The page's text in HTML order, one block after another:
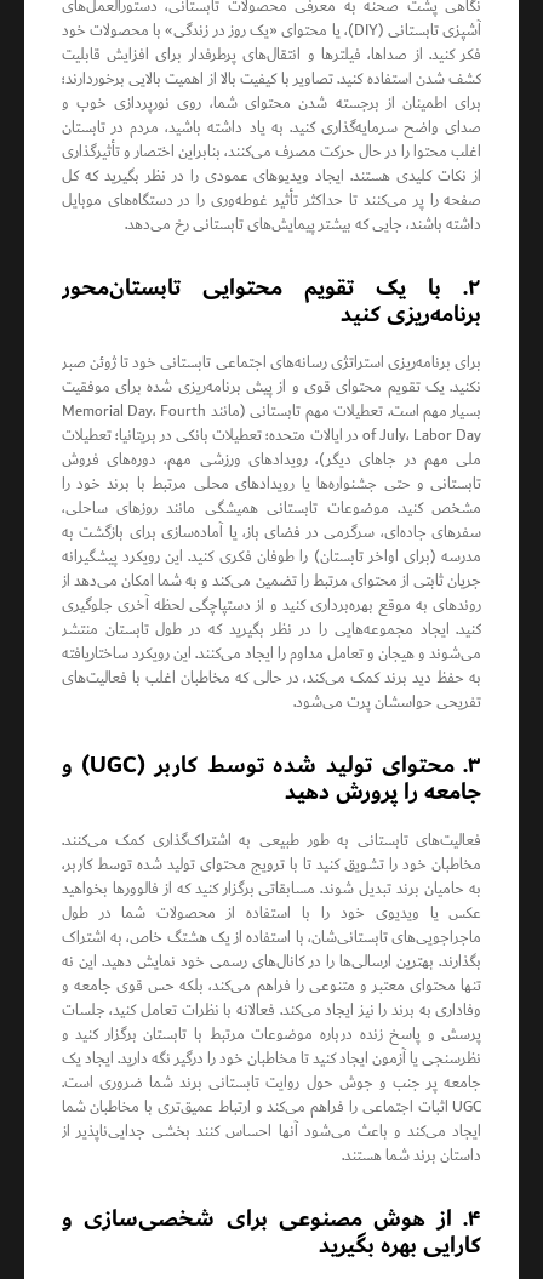
نگاهی پشت صحنه به معرفی محصولات تابستانی، دستورالعمل‌های
آشپزی تابستانی (DIY)، یا محتوای «یک روز در زندگی» با محصولات خود
فکر کنید. از صداها، فیلترها و انتقال‌های پرطرفدار برای افزایش قابلیت
کشف شدن استفاده کنید. تصاویر با کیفیت بالا از اهمیت بالایی برخوردارند؛
برای اطمینان از برجسته شدن محتوای شما، روی نورپردازی خوب و
صدای واضح سرمایه‌گذاری کنید. به یاد داشته باشید، مردم در تابستان
اغلب محتوا را در حال حرکت مصرف می‌کنند، بنابراین اختصار و تأثیرگذاری
از نکات کلیدی هستند. ایجاد ویدیوهای عمودی را در نظر بگیرید که کل
صفحه را پر می‌کنند تا حداکثر تأثیر غوطه‌وری را در دستگاه‌های موبایل
داشته باشند، جایی که بیشتر پیمایش‌های تابستانی رخ می‌دهد.
۲. با یک تقویم محتوایی تابستان‌محور
برنامه‌ریزی کنید
برای برنامه‌ریزی استراتژی رسانه‌های اجتماعی تابستانی خود تا ژوئن صبر
نکنید. یک تقویم محتوای قوی و از پیش برنامه‌ریزی شده برای موفقیت
بسیار مهم است. تعطیلات مهم تابستانی (مانند Memorial Day، Fourth
of July، Labor Day در ایالات متحده؛ تعطیلات بانکی در بریتانیا؛ تعطیلات
ملی مهم در جاهای دیگر)، رویدادهای ورزشی مهم، دوره‌های فروش
تابستانی و حتی جشنواره‌ها یا رویدادهای محلی مرتبط با برند خود را
مشخص کنید. موضوعات تابستانی همیشگی مانند روزهای ساحلی،
سفرهای جاده‌ای، سرگرمی در فضای باز، یا آماده‌سازی برای بازگشت به
مدرسه (برای اواخر تابستان) را طوفان فکری کنید. این رویکرد پیشگیرانه
جریان ثابتی از محتوای مرتبط را تضمین می‌کند و به شما امکان می‌دهد از
روندهای به موقع بهره‌برداری کنید و از دستپاچگی لحظه آخری جلوگیری
کنید. ایجاد مجموعه‌هایی را در نظر بگیرید که در طول تابستان منتشر
می‌شوند و هیجان و تعامل مداوم را ایجاد می‌کنند. این رویکرد ساختاریافته
به حفظ دید برند کمک می‌کند، در حالی که مخاطبان اغلب با فعالیت‌های
تفریحی حواسشان پرت می‌شود.
۳. محتوای تولید شده توسط کاربر (UGC) و
جامعه را پرورش دهید
فعالیت‌های تابستانی به طور طبیعی به اشتراک‌گذاری کمک می‌کنند.
مخاطبان خود را تشویق کنید تا با ترویج محتوای تولید شده توسط کاربر،
به حامیان برند تبدیل شوند. مسابقاتی برگزار کنید که از فالوورها بخواهید
عکس یا ویدیوی خود را با استفاده از محصولات شما در طول
ماجراجویی‌های تابستانی‌شان، با استفاده از یک هشتگ خاص، به اشتراک
بگذارند. بهترین ارسالی‌ها را در کانال‌های رسمی خود نمایش دهید. این نه
تنها محتوای معتبر و متنوعی را فراهم می‌کند، بلکه حس قوی جامعه و
وفاداری به برند را نیز ایجاد می‌کند. فعالانه با نظرات تعامل کنید، جلسات
پرسش و پاسخ زنده درباره موضوعات مرتبط با تابستان برگزار کنید و
نظرسنجی یا آزمون ایجاد کنید تا مخاطبان خود را درگیر نگه دارید. ایجاد یک
جامعه پر جنب و جوش حول روایت تابستانی برند شما ضروری است.
UGC اثبات اجتماعی را فراهم می‌کند و ارتباط عمیق‌تری با مخاطبان شما
ایجاد می‌کند و باعث می‌شود آنها احساس کنند بخشی جدایی‌ناپذیر از
داستان برند شما هستند.
۴. از هوش مصنوعی برای شخصی‌سازی و
کارایی بهره بگیرید